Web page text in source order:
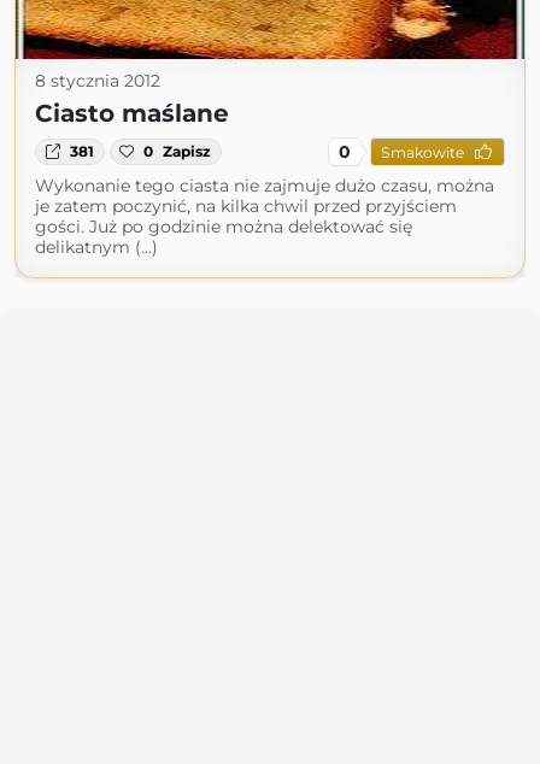
8 stycznia 2012
Ciasto maślane
381 0 Zapisz 0 Smakowite
Wykonanie tego ciasta nie zajmuje dużo czasu, można
je zatem poczynić, na kilka chwil przed przyjściem
gości. Już po godzinie można delektować się
delikatnym (...)